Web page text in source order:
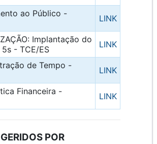
ao Público -
LINK
Implantação do
5s - TCE/ES
LINK
de Tempo -
LINK
Financeira -
LINK
POR